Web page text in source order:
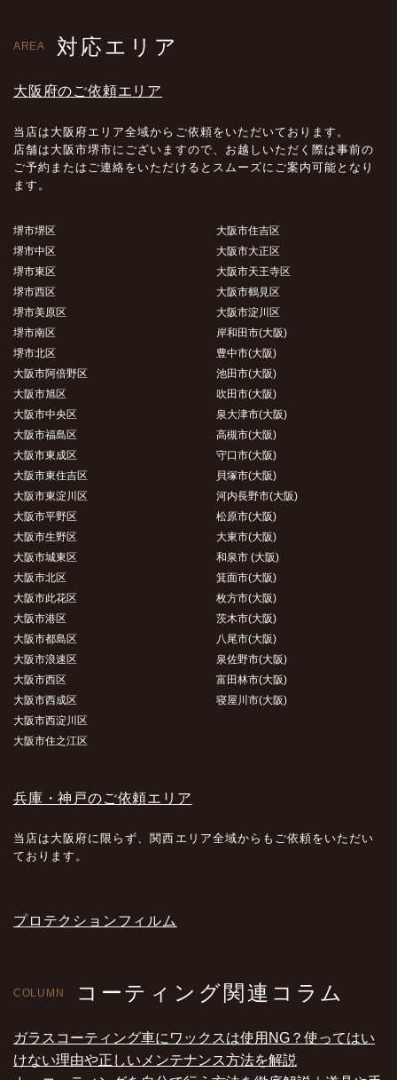
AREA 対応エリア
大阪府のご依頼エリア
当店は大阪府エリア全域からご依頼をいただいております。
店舗は大阪市堺市にございますので、お越しいただく際は事前の
ご予約またはご連絡をいただけるとスムーズにご案内可能となり
ます。
堺市堺区
堺市中区
堺市東区
堺市西区
堺市美原区
堺市南区
堺市北区
大阪市阿倍野区
大阪市旭区
大阪市中央区
大阪市福島区
大阪市東成区
大阪市東住吉区
大阪市東淀川区
大阪市平野区
大阪市生野区
大阪市城東区
大阪市北区
大阪市此花区
大阪市港区
大阪市都島区
大阪市浪速区
大阪市西区
大阪市西成区
大阪市西淀川区
大阪市住之江区
大阪市住吉区
大阪市大正区
大阪市天王寺区
大阪市鶴見区
大阪市淀川区
岸和田市(大阪)
豊中市(大阪)
池田市(大阪)
吹田市(大阪)
泉大津市(大阪)
高槻市(大阪)
守口市(大阪)
貝塚市(大阪)
河内長野市(大阪)
松原市(大阪)
大東市(大阪)
和泉市 (大阪)
箕面市(大阪)
枚方市(大阪)
茨木市(大阪)
八尾市(大阪)
泉佐野市(大阪)
富田林市(大阪)
寝屋川市(大阪)
兵庫・神戸のご依頼エリア
当店は大阪府に限らず、関西エリア全域からもご依頼をいただい
ております。
プロテクションフィルム
COLUMN コーティング関連コラム
ガラスコーティング車にワックスは使用NG？使ってはい
けない理由や正しいメンテナンス方法を解説